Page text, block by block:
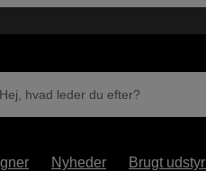
Hej, hvad leder du efter?
Nyheder Brugt